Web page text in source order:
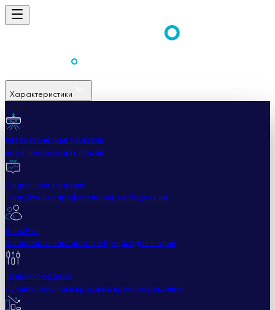
Характеристики
Легко
Автоматическая торговля
Боты превосходят людей
Социальная торговля
Торгуйте как профессионал, не будучи им
Копи-Бот
Копировать опытного трейдера один в один
Трейлинг-ордера
Лучшие покупки и продажи, простое решение